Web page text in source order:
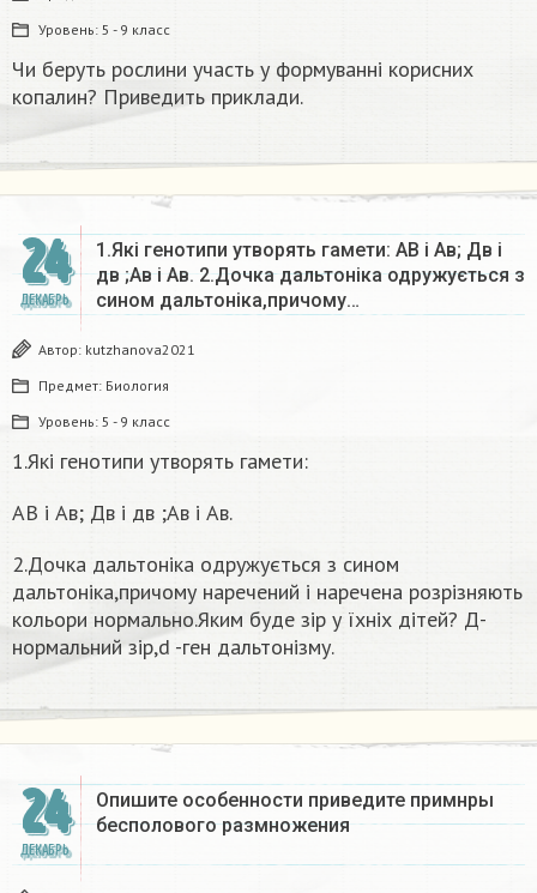
Уровень: 5 - 9 класс
Чи беруть рослини участь у формуванні корисних
копалин? Приведить приклади.
24
ДЕКАБРЬ
1.Які генотипи утворять гамети: АВ і Ав; Дв і
дв ;Ав і Ав. 2.Дочка дальтоніка одружується з
сином дальтоніка,причому…
Автор: kutzhanova2021
Предмет: Биология
Уровень: 5 - 9 класс
1.Які генотипи утворять гамети:
АВ і Ав; Дв і дв ;Ав і Ав.
2.Дочка дальтоніка одружується з сином
дальтоніка,причому наречений і наречена розрізняють
кольори нормально.Яким буде зір у їхніх дітей? Д-
нормальний зір,d -ген дальтонізму.
24
ДЕКАБРЬ
Опишите особенности приведите примнры
бесполового размножения